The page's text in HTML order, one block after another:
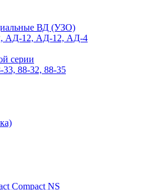
ВД (УЗО)
АД-12, АД-12, АД-4
серии
88-32, 88-35
Compact NS